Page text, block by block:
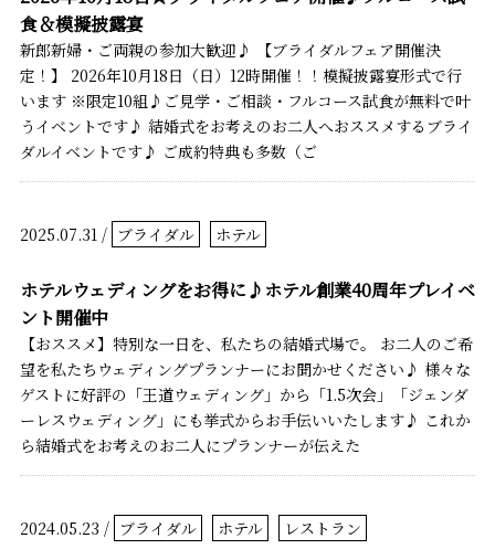
食＆模擬披露宴
新郎新婦・ご両親の参加大歓迎♪ 【ブライダルフェア開催決
定！】 2026年10月18日（日）12時開催！！模擬披露宴形式で行
います ※限定10組♪ご見学・ご相談・フルコース試食が無料で叶
うイベントです♪ 結婚式をお考えのお二人へおススメするブライ
ダルイベントです♪ ご成約特典も多数（ご
2025.07.31 / ブライダル ホテル
ホテルウェディングをお得に♪ホテル創業40周年プレイベ
ント開催中
【おススメ】特別な一日を、私たちの結婚式場で。 お二人のご希
望を私たちウェディングプランナーにお聞かせください♪ 様々な
ゲストに好評の「王道ウェディング」から「1.5次会」「ジェンダ
ーレスウェディング」にも挙式からお手伝いいたします♪ これか
ら結婚式をお考えのお二人にプランナーが伝えた
2024.05.23 / ブライダル ホテル レストラン